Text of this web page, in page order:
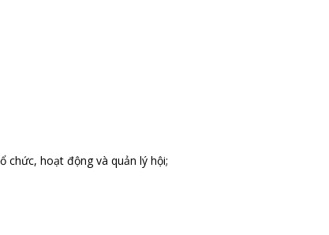
chức, hoạt động và quản lý hội;